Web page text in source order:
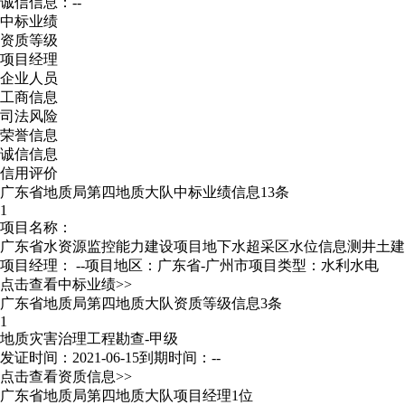
中标业绩
资质等级
项目经理
企业人员
工商信息
司法风险
荣誉信息
诚信信息
信用评价
广东省地质局第四地质大队中标业绩信息13条
1
项目名称：
广东省水资源监控能力建设项目地下水超采区水位信息测井土
项目经理： --项目地区：广东省-广州市项目类型：水利水电
点击查看中标业绩>>
广东省地质局第四地质大队资质等级信息3条
1
地质灾害治理工程勘查-甲级
发证时间：2021-06-15到期时间：--
点击查看资质信息>>
广东省地质局第四地质大队项目经理1位